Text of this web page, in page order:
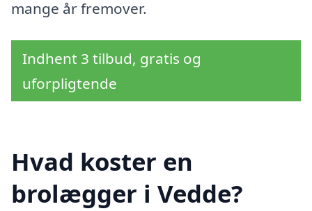
mange år fremover.
Indhent 3 tilbud, gratis og
uforpligtende
Hvad koster en
brolægger i Vedde?